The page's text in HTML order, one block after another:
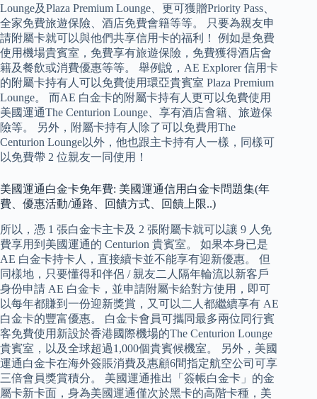
Lounge及Plaza Premium Lounge、更可獲贈Priority Pass、
全家免費旅遊保險、酒店免費會籍等等。 只要為親友申
請附屬卡就可以與他們共享信用卡的福利！ 例如是免費
使用機場貴賓室，免費享有旅遊保險，免費獲得酒店會
籍及餐飲或消費優惠等等。 舉例說，AE Explorer 信用卡
的附屬卡持有人可以免費使用環亞貴賓室 Plaza Premium
Lounge。 而AE 白金卡的附屬卡持有人更可以免費使用
美國運通The Centurion Lounge、享有酒店會籍、旅遊保
險等。 另外，附屬卡持有人除了可以免費用The
Centurion Lounge以外，他也跟主卡持有人一樣，同樣可
以免費帶 2 位親友一同使用！
美國運通白金卡免年費: 美國運通信用白金卡問題集(年
費、優惠活動/通路、回饋方式、回饋上限..)
所以，憑 1 張白金卡主卡及 2 張附屬卡就可以讓 9 人免
費享用到美國運通的 Centurion 貴賓室。 如果本身已是
AE 白金卡持卡人，直接續卡並不能享有迎新優惠。 但
同樣地，只要懂得和伴侶 / 親友二人隔年輪流以新客戶
身份申請 AE 白金卡，並申請附屬卡給對方使用，即可
以每年都賺到一份迎新獎賞，又可以二人都繼續享有 AE
白金卡的豐富優惠。 白金卡會員可攜同最多兩位同行賓
客免費使用新設於香港國際機場的The Centurion Lounge
貴賓室，以及全球超過1,000個貴賓候機室。 另外，美國
運通白金卡在海外簽賬消費及惠顧6間指定航空公司可享
三倍會員獎賞積分。 美國運通推出「簽帳白金卡」的金
屬卡新卡面，身為美國運通僅次於黑卡的高階卡種，美